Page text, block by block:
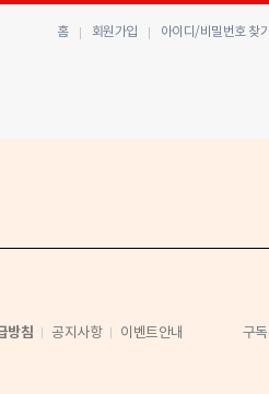
홈 회원가입 아이디/비밀번호 찾기
방침 공지사항 이벤트안내 구